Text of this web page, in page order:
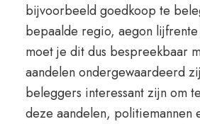
bijvoorbeeld goedkoop te
bepaalde regio, aegon
moet je dit dus bespreekbaar
aandelen ondergewaardeerd
beleggers interessant zijn om
deze aandelen, politiemannen